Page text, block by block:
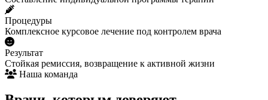
Процедуры
Комплексное курсовое лечение под контролем врача
Результат
Стойкая ремиссия, возвращение к активной жизни
Наша команда